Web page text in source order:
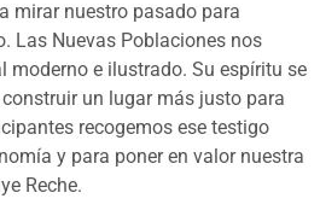
mirar nuestro pasado para
Las Nuevas Poblaciones nos
moderno e ilustrado. Su espíritu se
un lugar más justo para
recogemos ese testigo
y para poner en valor nuestra
Reche.